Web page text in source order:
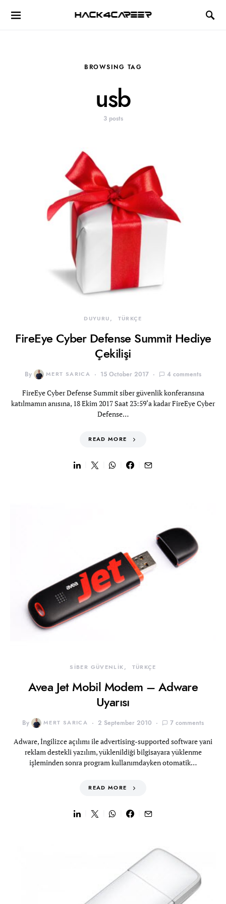
Hack4Career
BROWSING TAG
usb
3 posts
DUYURU TÜRKÇE
FireEye Cyber Defense Summit Hediye
Çekilişi
By MERT SARICA 15 October 2017 4 comments
FireEye Cyber Defense Summit siber güvenlik konferansına
katılmamın anısına, 18 Ekim 2017 Saat 23:59‘a kadar FireEye Cyber
Defense…
READ MORE
SİBER GÜVENLİK TÜRKÇE
Avea Jet Mobil Modem – Adware
Uyarısı
By MERT SARICA 2 September 2010 7 comments
Adware, İngilizce açılımı ile advertising-supported software yani
reklam destekli yazılım, yüklenildiği bilgisayara yüklenme
işleminden sonra program kullanımdayken otomatik…
READ MORE